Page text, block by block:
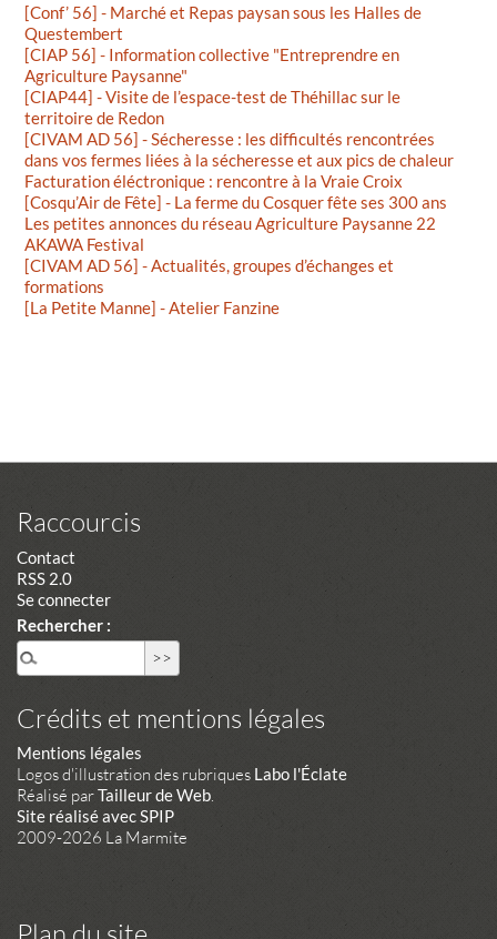
[Conf’ 56] - Marché et Repas paysan sous les Halles de
Questembert
[CIAP 56] - Information collective "Entreprendre en
Agriculture Paysanne"
[CIAP44] - Visite de l’espace-test de Théhillac sur le
territoire de Redon
[CIVAM AD 56] - Sécheresse : les difficultés rencontrées
dans vos fermes liées à la sécheresse et aux pics de chaleur
Facturation éléctronique : rencontre à la Vraie Croix
[Cosqu’Air de Fête] - La ferme du Cosquer fête ses 300 ans
Les petites annonces du réseau Agriculture Paysanne 22
AKAWA Festival
[CIVAM AD 56] - Actualités, groupes d’échanges et
formations
[La Petite Manne] - Atelier Fanzine
Raccourcis
Contact
RSS 2.0
Se connecter
Rechercher :
Crédits et mentions légales
Mentions légales
Logos d'illustration des rubriques Labo l'Éclate
Réalisé parTailleur de Web.
Site réalisé avec SPIP
2009-2026 La Marmite